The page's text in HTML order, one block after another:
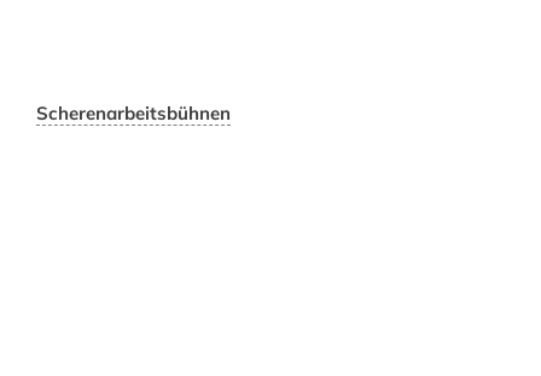
Scherenarbeitsbühnen